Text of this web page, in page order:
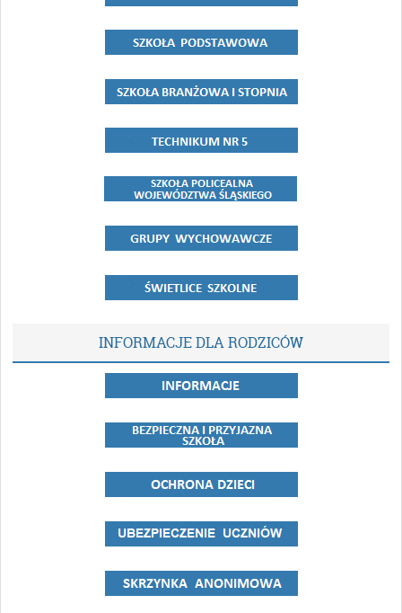
INFORMACJE DLA RODZICÓW